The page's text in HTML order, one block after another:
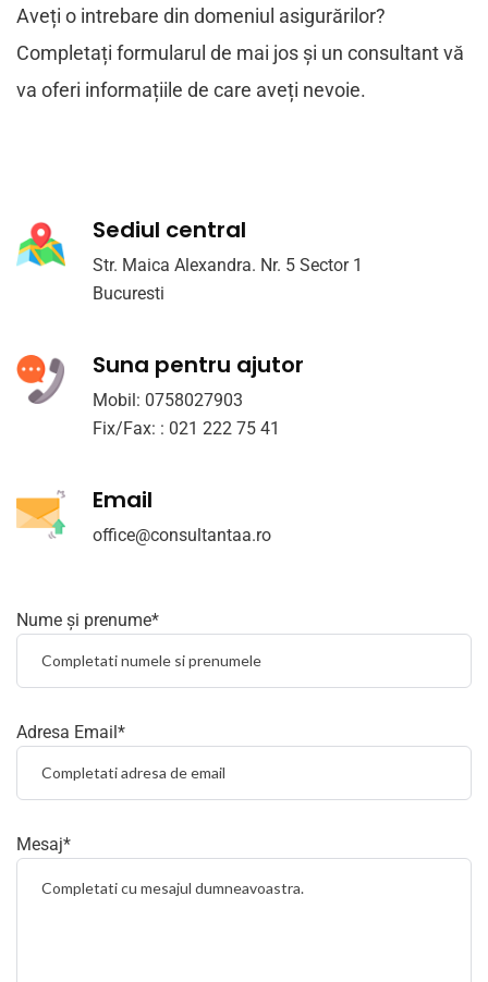
Aveți o intrebare din domeniul asigurărilor?
Completați formularul de mai jos și un consultant vă
va oferi informațiile de care aveți nevoie.
Sediul central
Str. Maica Alexandra. Nr. 5 Sector 1
Bucuresti
Suna pentru ajutor
Mobil: 0758027903
Fix/Fax: : 021 222 75 41
Email
office@consultantaa.ro
Nume și prenume*
Adresa Email*
Mesaj*